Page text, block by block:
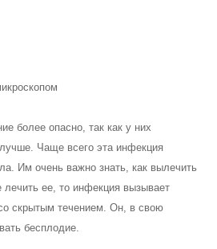
более опасно, так как у них
Чаще всего эта инфекция
Им очень важно знать, как вылечить
ее, то инфекция вызывает
скрытым течением. Он, в свою
бесплодие.